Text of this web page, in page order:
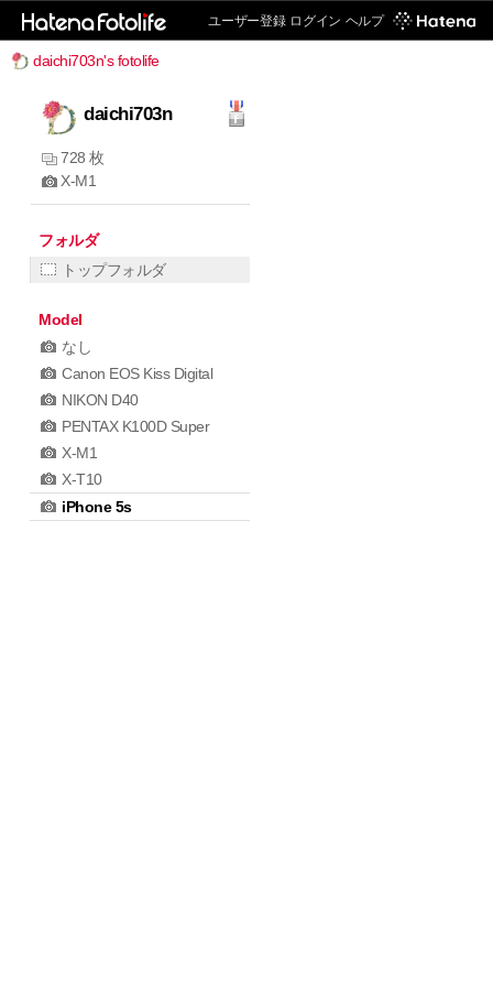
ユーザー登録 ログイン ヘルプ
daichi703n's fotolife
daichi703n
728 枚
X-M1
フォルダ
トップフォルダ
Model
なし
Canon EOS Kiss Digital
NIKON D40
PENTAX K100D Super
X-M1
X-T10
iPhone 5s